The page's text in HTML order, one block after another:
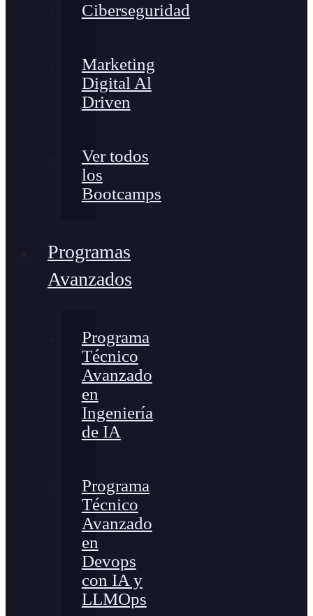
Ciberseguridad
Marketing
Digital Al
Driven
Ver todos
los
Bootcamps
Programas
Avanzados
Programa
Técnico
Avanzado
en
Ingeniería
de IA
Programa
Técnico
Avanzado
en
Devops
con IA y
LLMOps